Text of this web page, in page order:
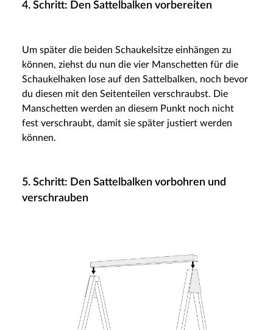
4. Schritt: Den Sattelbalken vorbereiten
Um später die beiden Schaukelsitze einhängen zu
können, ziehst du nun die vier Manschetten für die
Schaukelhaken lose auf den Sattelbalken, noch bevor
du diesen mit den Seitenteilen verschraubst. Die
Manschetten werden an diesem Punkt noch nicht
fest verschraubt, damit sie später justiert werden
können.
5. Schritt: Den Sattelbalken vorbohren und
verschrauben